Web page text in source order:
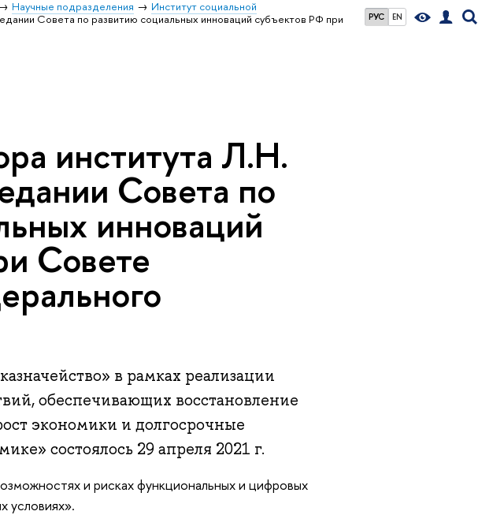
РУС EN
Научные подразделения
Институт социальной
Совета по развитию социальных инноваций субъектов РФ при
института Л.Н.
Совета по
инноваций
Совете
в рамках реализации
обеспечивающих восстановление
экономики и долгосрочные
состоялось 29 апреля 2021 г.
и рисках функциональных и цифровых
условиях».